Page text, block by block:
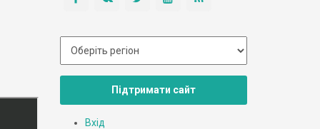
Підтримати сайт
Вхід